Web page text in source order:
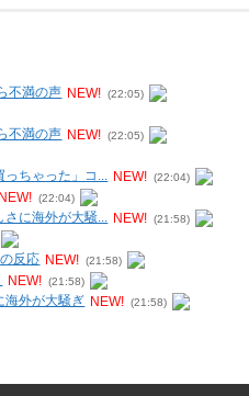
不満の声 NEW! (22:05)
不満の声 NEW! (22:05)
っちゃった」コ... NEW! (22:04)
NEW! (22:04)
さに海外が大騒... NEW! (21:58)
反応 NEW! (21:58)
NEW! (21:58)
海外が大騒ぎ NEW! (21:58)